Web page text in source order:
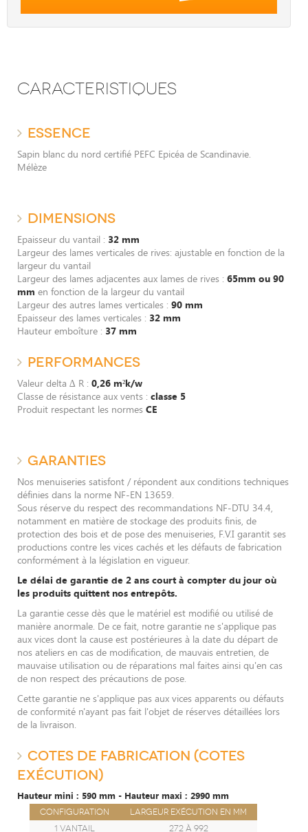
CARACTERISTIQUES
ESSENCE
Sapin blanc du nord certifié PEFC Epicéa de Scandinavie.
Mélèze
DIMENSIONS
Epaisseur du vantail : 32 mm
Largeur des lames verticales de rives: ajustable en fonction de la
largeur du vantail
Largeur des lames adjacentes aux lames de rives : 65mm ou 90
mm en fonction de la largeur du vantail
Largeur des autres lames verticales : 90 mm
Epaisseur des lames verticales : 32 mm
Hauteur emboîture : 37 mm
PERFORMANCES
Valeur delta ∆ R : 0,26 m²k/w
Classe de résistance aux vents : classe 5
Produit respectant les normes CE
GARANTIES
Nos menuiseries satisfont / répondent aux conditions techniques
définies dans la norme NF-EN 13659.
Sous réserve du respect des recommandations NF-DTU 34.4,
notamment en matière de stockage des produits finis, de
protection des bois et de pose des menuiseries, F.V.I garantit ses
productions contre les vices cachés et les défauts de fabrication
conformément à la législation en vigueur.
Le délai de garantie de 2 ans court à compter du jour où
les produits quittent nos entrepôts.
La garantie cesse dès que le matériel est modifié ou utilisé de
manière anormale. De ce fait, notre garantie ne s'applique pas
aux vices dont la cause est postérieures à la date du départ de
nos ateliers en cas de modification, de mauvais entretien, de
mauvaise utilisation ou de réparations mal faites ainsi qu'en cas
de non respect des précautions de pose.
Cette garantie ne s'applique pas aux vices apparents ou défauts
de conformité n'ayant pas fait l'objet de réserves détaillées lors
de la livraison.
COTES DE FABRICATION (COTES
EXÉCUTION)
Hauteur mini : 590 mm - Hauteur maxi : 2990 mm
Configuration
Largeur exécution en mm
1 vantail
272 à 992